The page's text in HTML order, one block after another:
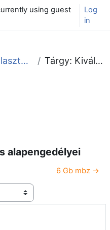
using guest
Log
in
Kiválasztott szereptipus alapengedélyei Tárgy: Kiválasztott szereptipus alapengedélyei
alapengedélyei
6 Gb mbz →